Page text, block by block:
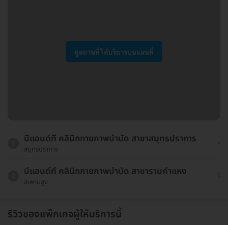
บีแอนด์ที คลินิกกายภาพบำบัด สาขาสมุทรปราการ
สมุทรปราการ
บีแอนด์ที คลินิกกายภาพบำบัด สาขารามคำแหง
สะพานสูง
รีวิวของแพ็กเกจผู้ให้บริการนี้